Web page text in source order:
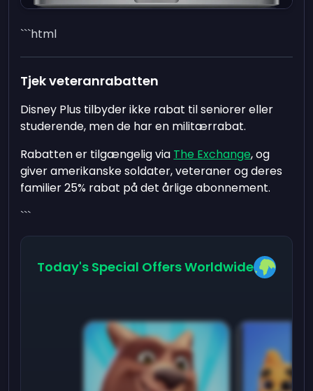
```html
Tjek veteranrabatten
Disney Plus tilbyder ikke rabat til seniorer eller
studerende, men de har en militærrabat.
Rabatten er tilgængelig via The Exchange, og
giver amerikanske soldater, veteraner og deres
familier 25% rabat på det årlige abonnement.
```
Today's Special Offers Worldwide